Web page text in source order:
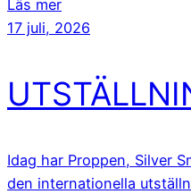
Läs mer
17 juli, 2026
Idag har Proppen, Silver
den internationella